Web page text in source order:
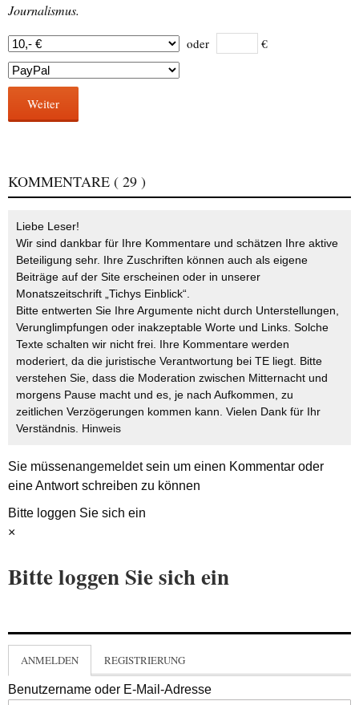
Journalismus.
oder €
Weiter
KOMMENTARE ( 29 )
Liebe Leser!
Wir sind dankbar für Ihre Kommentare und schätzen Ihre aktive
Beteiligung sehr. Ihre Zuschriften können auch als eigene
Beiträge auf der Site erscheinen oder in unserer
Monatszeitschrift „Tichys Einblick“.
Bitte entwerten Sie Ihre Argumente nicht durch Unterstellungen,
Verunglimpfungen oder inakzeptable Worte und Links. Solche
Texte schalten wir nicht frei. Ihre Kommentare werden
moderiert, da die juristische Verantwortung bei TE liegt. Bitte
verstehen Sie, dass die Moderation zwischen Mitternacht und
morgens Pause macht und es, je nach Aufkommen, zu
zeitlichen Verzögerungen kommen kann. Vielen Dank für Ihr
Verständnis. Hinweis
Sie müssenangemeldetsein um einen Kommentar oder
eine Antwort schreiben zu können
Bitte loggen Sie sich ein
×
Bitte loggen Sie sich ein
ANMELDEN REGISTRIERUNG
Benutzername oder E-Mail-Adresse